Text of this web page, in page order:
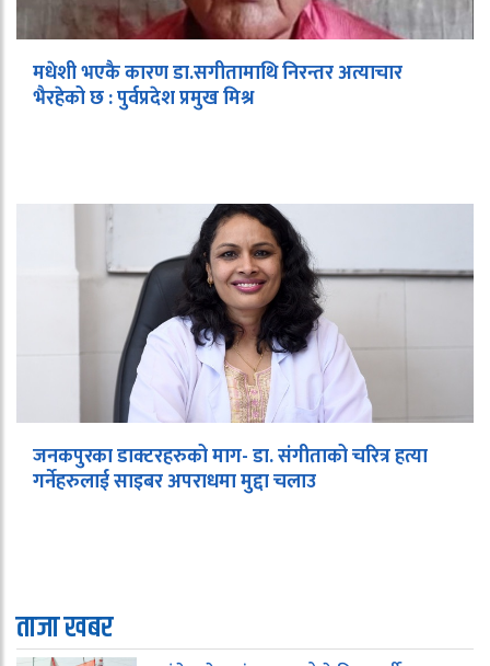
मधेशी भएकै कारण डा.सगीतामाथि निरन्तर अत्याचार
भैरहेको छ : पुर्वप्रदेश प्रमुख मिश्र
जनकपुरका डाक्टरहरुको माग- डा. संगीताको चरित्र हत्या
गर्नेहरुलाई साइबर अपराधमा मुद्दा चलाउ
ताजा खबर